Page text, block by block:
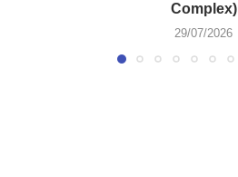
Complex)
29/07/2026